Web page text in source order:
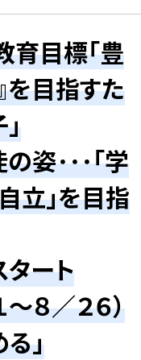
目標「豊
を目指すた
姿･･･「学
立」を目指
ート
８／２６）
」